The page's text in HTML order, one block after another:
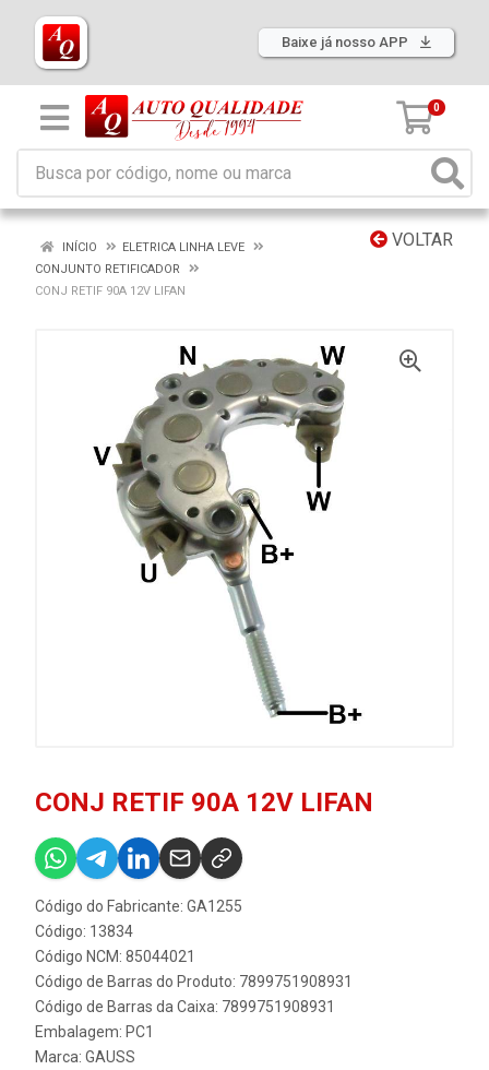
Baixe já nosso APP
0
VOLTAR
INÍCIO
ELETRICA LINHA LEVE
CONJUNTO RETIFICADOR
CONJ RETIF 90A 12V LIFAN
CONJ RETIF 90A 12V LIFAN
Código do Fabricante: GA1255
Código: 13834
Código NCM: 85044021
Código de Barras do Produto: 7899751908931
Código de Barras da Caixa: 7899751908931
Embalagem: PC1
Marca: GAUSS